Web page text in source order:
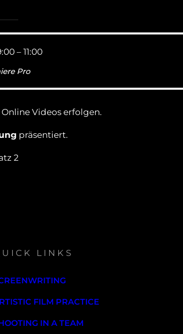
– 11:00
Pro
Videos erfolgen.
präsentiert.
2
LINKS
FILM PRACTICE
IN A TEAM